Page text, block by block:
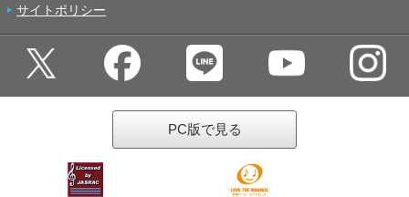
サイトポリシー
PC版で見る